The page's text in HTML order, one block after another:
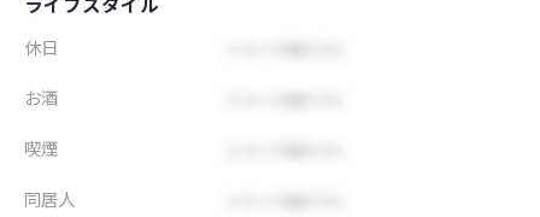
休日
お酒
喫煙
同居人